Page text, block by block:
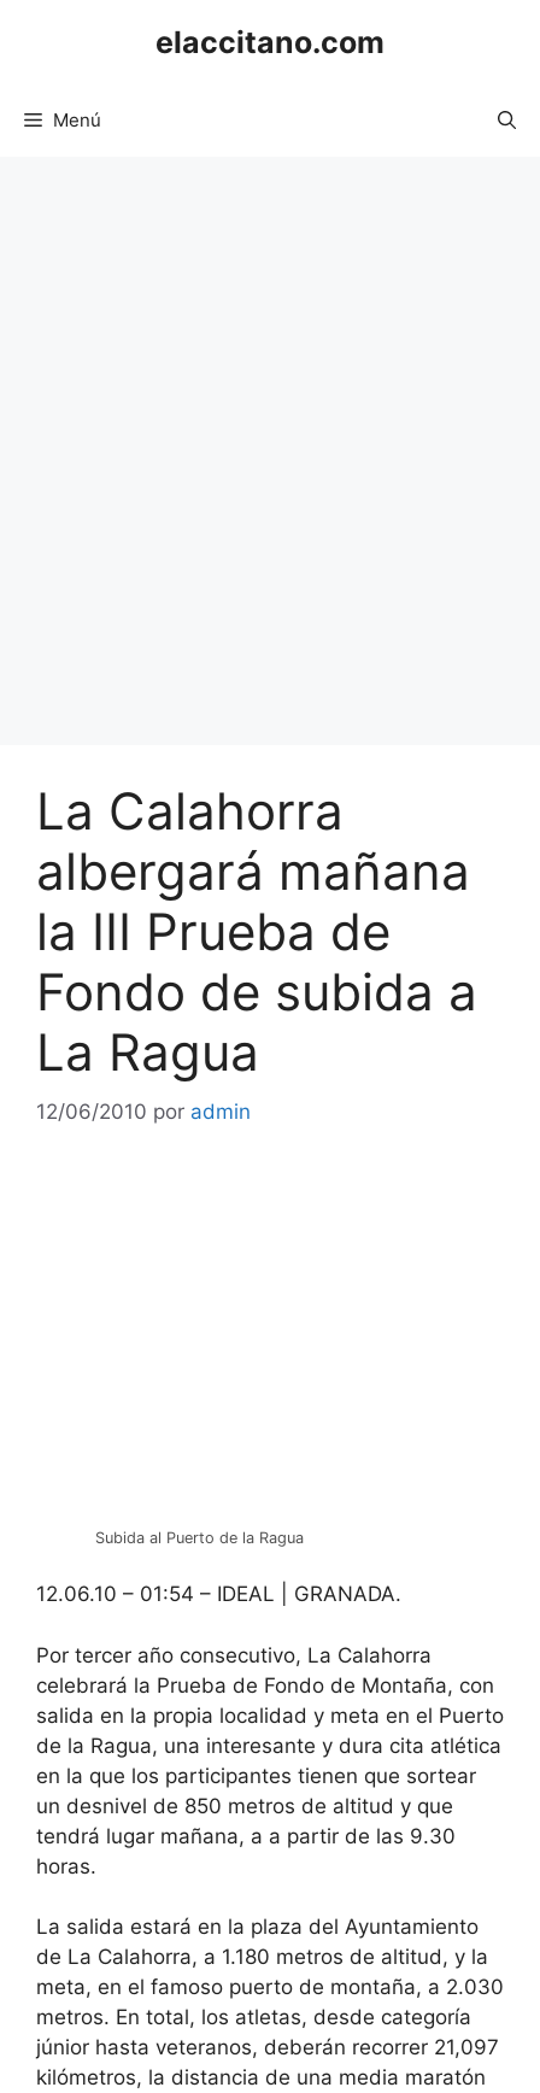
elaccitano.com
Menú
La Calahorra
albergará mañana
la III Prueba de
Fondo de subida a
La Ragua
12/06/2010 por admin
Subida al Puerto de la Ragua
12.06.10 – 01:54 – IDEAL | GRANADA.
Por tercer año consecutivo, La Calahorra
celebrará la Prueba de Fondo de Montaña, con
salida en la propia localidad y meta en el Puerto
de la Ragua, una interesante y dura cita atlética
en la que los participantes tienen que sortear
un desnivel de 850 metros de altitud y que
tendrá lugar mañana, a a partir de las 9.30
horas.
La salida estará en la plaza del Ayuntamiento
de La Calahorra, a 1.180 metros de altitud, y la
meta, en el famoso puerto de montaña, a 2.030
metros. En total, los atletas, desde categoría
júnior hasta veteranos, deberán recorrer 21,097
kilómetros, la distancia de una media maratón